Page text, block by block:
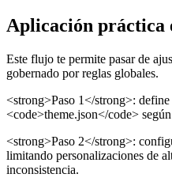
Aplicación práctica
Este flujo te permite pasar de
gobernado por reglas globales.
<strong>Paso 1</strong>:
<code>theme.json</code>
<strong>Paso 2</strong>:
limitando personalizaciones de
inconsistencia.